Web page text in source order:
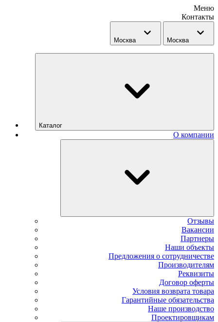
Меню
Контакты
Москва Москва
Каталог
О компании
Отзывы
Вакансии
Партнеры
Наши объекты
Предложения о сотрудничестве
Производителям
Реквизиты
Договор оферты
Условия возврата товара
Гарантийные обязательства
Наше производство
Проектировщикам